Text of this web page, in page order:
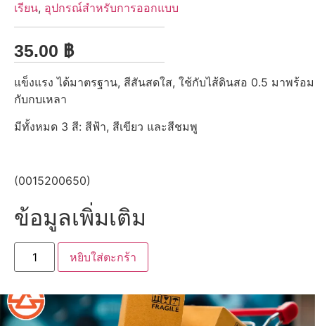
เรียน, อุปกรณ์สำหรับการออกแบบ
35.00 ฿
แข็งแรง ได้มาตรฐาน, สีสันสดใส, ใช้กับไส้ดินสอ 0.5 มาพร้อม
กับกบเหลา
มีทั้งหมด 3 สี: สีฟ้า, สีเขียว และสีชมพู
(0015200650)
ข้อมูลเพิ่มเติม
หยิบใส่ตะกร้า